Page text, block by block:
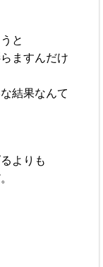
と
ますんだけ
結果なんて
よりも